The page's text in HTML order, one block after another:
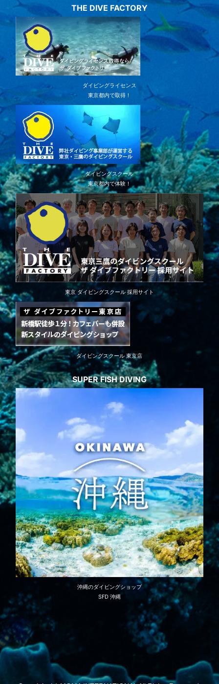
THE DIVE FACTORY
ダイビングライセンス
東京都内で取得！
ダイビングスクール
東京都内で体験！
東京 ダイビングスクール 採用サイト
ダイビングスクール 東京店
SUPER FISH DIVING
沖縄のダイビングショップ
SFD 沖縄